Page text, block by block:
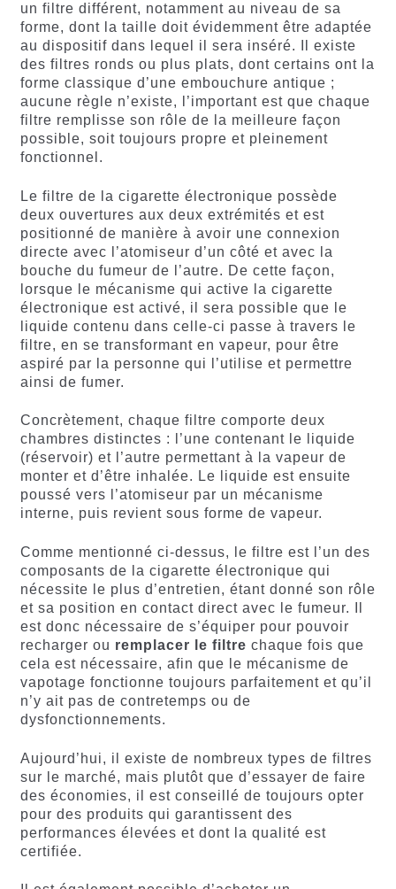
un filtre différent, notamment au niveau de sa
forme, dont la taille doit évidemment être adaptée
au dispositif dans lequel il sera inséré. Il existe
des filtres ronds ou plus plats, dont certains ont la
forme classique d’une embouchure antique ;
aucune règle n’existe, l’important est que chaque
filtre remplisse son rôle de la meilleure façon
possible, soit toujours propre et pleinement
fonctionnel.
Le filtre de la cigarette électronique possède
deux ouvertures aux deux extrémités et est
positionné de manière à avoir une connexion
directe avec l’atomiseur d’un côté et avec la
bouche du fumeur de l’autre. De cette façon,
lorsque le mécanisme qui active la cigarette
électronique est activé, il sera possible que le
liquide contenu dans celle-ci passe à travers le
filtre, en se transformant en vapeur, pour être
aspiré par la personne qui l’utilise et permettre
ainsi de fumer.
Concrètement, chaque filtre comporte deux
chambres distinctes : l’une contenant le liquide
(réservoir) et l’autre permettant à la vapeur de
monter et d’être inhalée. Le liquide est ensuite
poussé vers l’atomiseur par un mécanisme
interne, puis revient sous forme de vapeur.
Comme mentionné ci-dessus, le filtre est l’un des
composants de la cigarette électronique qui
nécessite le plus d’entretien, étant donné son rôle
et sa position en contact direct avec le fumeur. Il
est donc nécessaire de s’équiper pour pouvoir
recharger ou remplacer le filtre chaque fois que
cela est nécessaire, afin que le mécanisme de
vapotage fonctionne toujours parfaitement et qu’il
n’y ait pas de contretemps ou de
dysfonctionnements.
Aujourd’hui, il existe de nombreux types de filtres
sur le marché, mais plutôt que d’essayer de faire
des économies, il est conseillé de toujours opter
pour des produits qui garantissent des
performances élevées et dont la qualité est
certifiée.